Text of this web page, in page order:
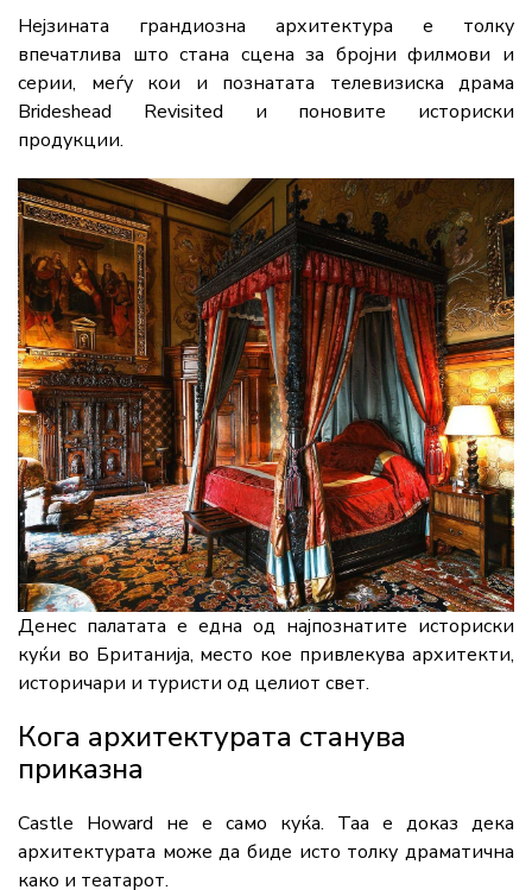
Нејзината грандиозна архитектура e толку
впечатлива што стана сцена за бројни филмови и
серии, меѓу кои и познатата телевизиска драма
Brideshead Revisited и поновите историски
продукции.
Денес палатата е една од најпознатите историски
куќи во Британија, место кое привлекува архитекти,
историчари и туристи од целиот свет.
Кога архитектурата станува
приказна
Castle Howard не е само куќа. Таа е доказ дека
архитектурата може да биде исто толку драматична
како и театарот.